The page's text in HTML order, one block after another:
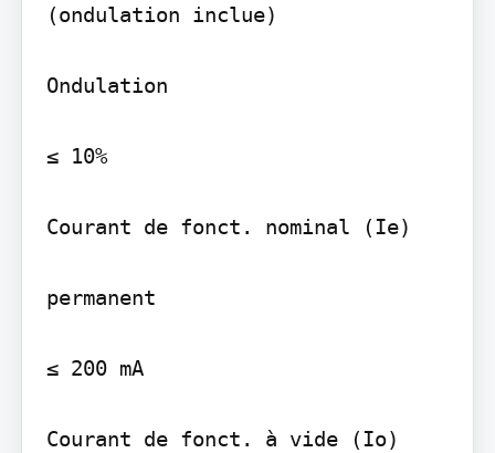
(ondulation inclue)
Ondulation
≤ 10%
Courant de fonct. nominal (Ie)
permanent
≤ 200 mA
Courant de fonct. à vide (Io)